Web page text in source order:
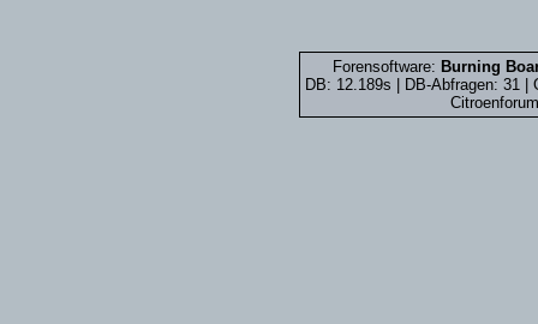
Forensoftware: Burning
DB: 12.189s | DB-Abfragen: 31